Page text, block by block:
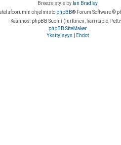
Breeze style by Ian Bradley
ohjelmisto phpBB® Forum Software ©
Käännös: phpBB Suomi (lurttinen, harritapio,
phpBB SiteMaker
Yksityisyys
Ehdot